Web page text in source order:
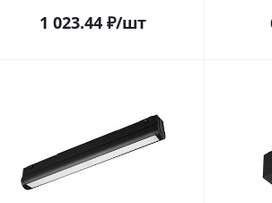
1 023.44 ₽/шт